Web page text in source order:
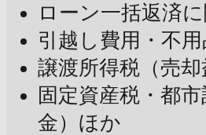
ローン一括返済
引越し費用・不
譲渡所得税（売却
固定資産税・都
金）ほか